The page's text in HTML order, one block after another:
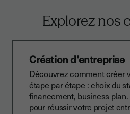
Explorez nos
Création d'entreprise
Découvrez comment créer
étape par étape : choix du
financement, business
pour réussir votre projet